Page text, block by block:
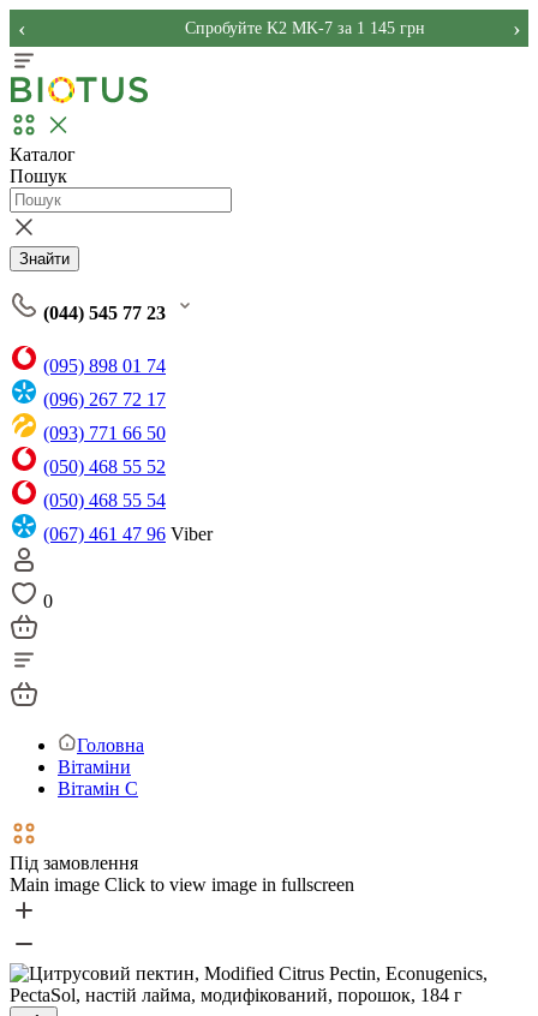
Спробуйте K2 MK-7 за 1 145 грн
‹ ›
Каталог
Пошук
Знайти
(044) 545 77 23
(095) 898 01 74
(096) 267 72 17
(093) 771 66 50
(050) 468 55 52
(050) 468 55 54
(067) 461 47 96 Viber
0
Головна
Вітаміни
Вітамін С
Під замовлення
Main image Click to view image in fullscreen